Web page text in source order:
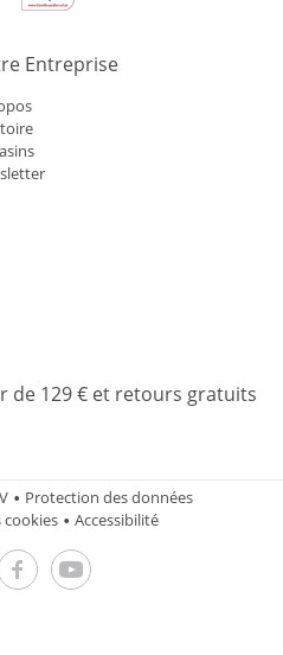
Entreprise
de 129 € et retours gratuits
Protection des données
cookies
Accessibilité